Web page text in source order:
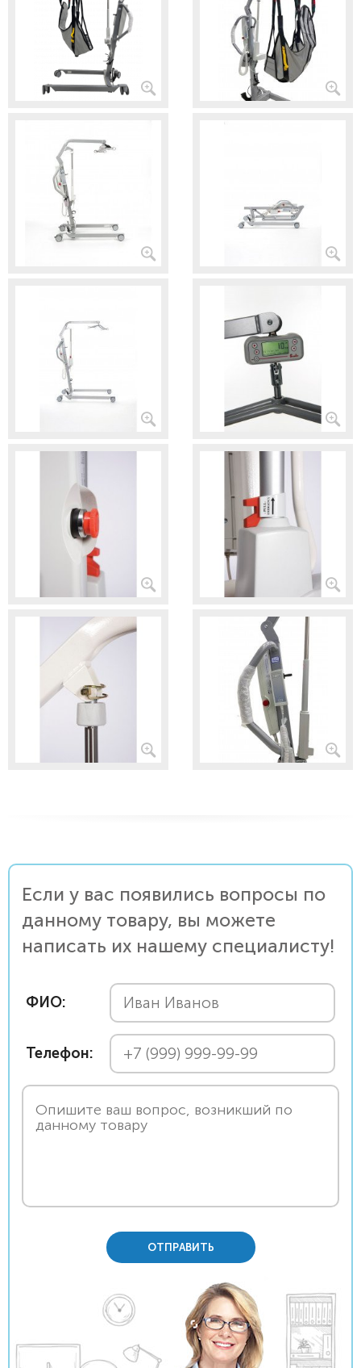
Если у вас появились вопросы по
данному товару, вы можете
написать их нашему специалисту!
ФИО:
Телефон:
ОТПРАВИТЬ